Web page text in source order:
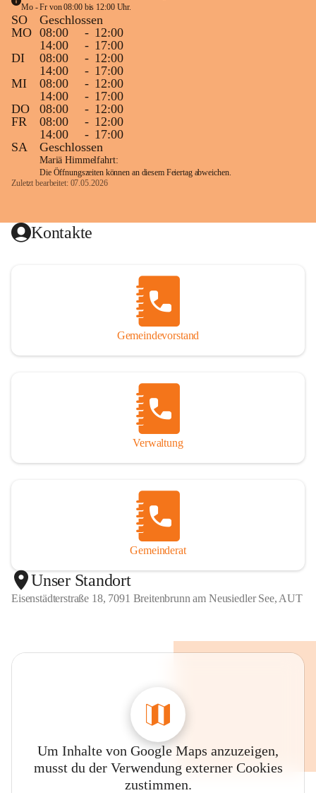
Mo - Fr von 08:00 bis 12:00 Uhr.
SO
Geschlossen
MO 08:00 - 12:00
14:00
- 17:00
DI
08:00 - 12:00
14:00
- 17:00
MI
08:00 - 12:00
14:00
- 17:00
DO
08:00 - 12:00
FR
08:00 - 12:00
14:00
- 17:00
SA
Geschlossen
Mariä Himmelfahrt:
Die Öffnungszeiten können an diesem Feiertag abweichen.
Zuletzt bearbeitet: 07.05.2026
Kontakte
Gemeindevorstand
Verwaltung
Gemeinderat
Unser Standort
Eisenstädterstraße 18, 7091 Breitenbrunn am Neusiedler See, AUT
Um Inhalte von Google Maps anzuzeigen,
musst du der Verwendung externer Cookies
zustimmen.